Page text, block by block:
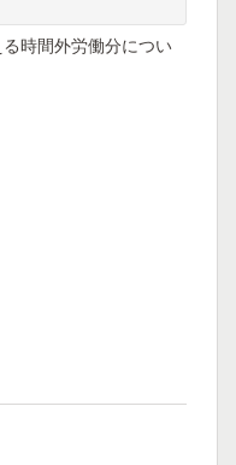
時間外労働分につい